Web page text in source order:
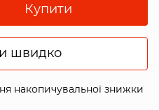
Купити
швидко
накопичувальної знижки